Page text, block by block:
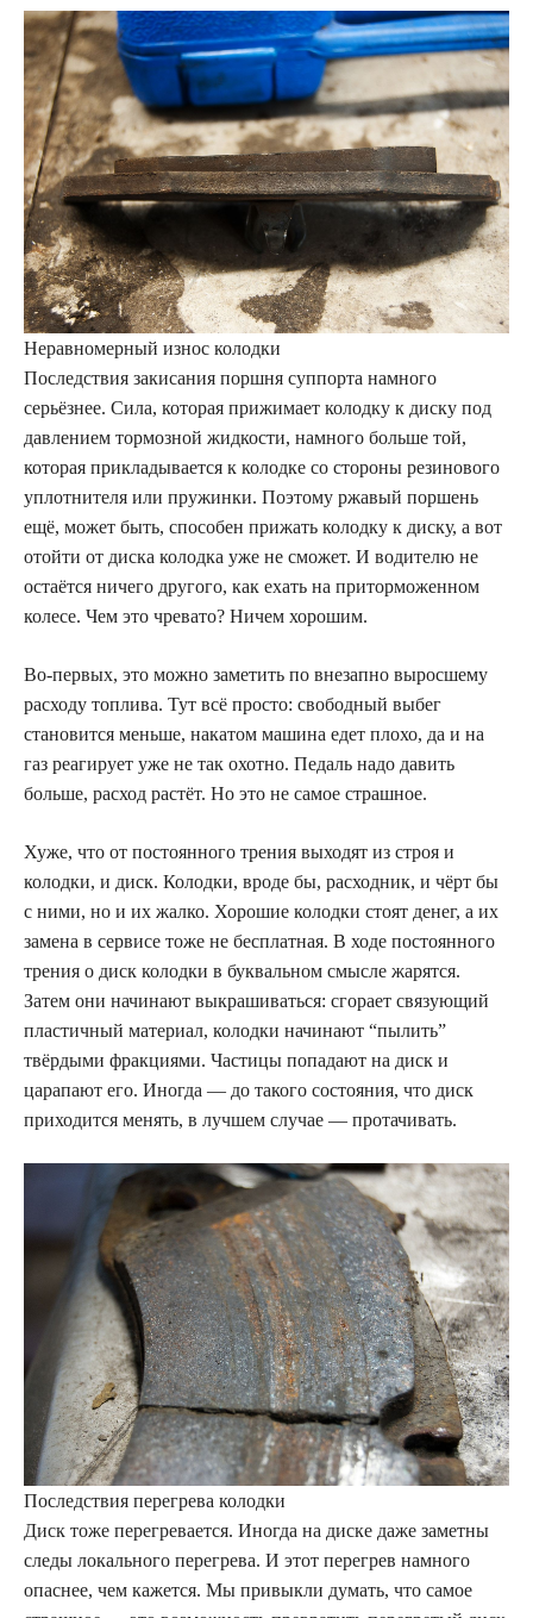
Неравномерный износ колодки
Последствия закисания поршня суппорта намного
серьёзнее. Сила, которая прижимает колодку к диску под
давлением тормозной жидкости, намного больше той,
которая прикладывается к колодке со стороны резинового
уплотнителя или пружинки. Поэтому ржавый поршень
ещё, может быть, способен прижать колодку к диску, а вот
отойти от диска колодка уже не сможет. И водителю не
остаётся ничего другого, как ехать на приторможенном
колесе. Чем это чревато? Ничем хорошим.
Во-первых, это можно заметить по внезапно выросшему
расходу топлива. Тут всё просто: свободный выбег
становится меньше, накатом машина едет плохо, да и на
газ реагирует уже не так охотно. Педаль надо давить
больше, расход растёт. Но это не самое страшное.
Хуже, что от постоянного трения выходят из строя и
колодки, и диск. Колодки, вроде бы, расходник, и чёрт бы
с ними, но и их жалко. Хорошие колодки стоят денег, а их
замена в сервисе тоже не бесплатная. В ходе постоянного
трения о диск колодки в буквальном смысле жарятся.
Затем они начинают выкрашиваться: сгорает связующий
пластичный материал, колодки начинают “пылить”
твёрдыми фракциями. Частицы попадают на диск и
царапают его. Иногда — до такого состояния, что диск
приходится менять, в лучшем случае — протачивать.
Последствия перегрева колодки
Диск тоже перегревается. Иногда на диске даже заметны
следы локального перегрева. И этот перегрев намного
опаснее, чем кажется. Мы привыкли думать, что самое